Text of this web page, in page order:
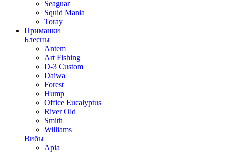
Seaguar
Squid Mania
Toray
Приманки
Блесны
Antem
Art Fishing
D-3 Custom
Daiwa
Forest
Hump
Office Eucalyptus
River Old
Smith
Williams
Вибы
Apia